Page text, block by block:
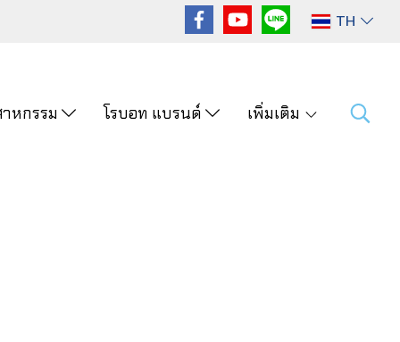
TH
าหกรรม โรบอท แบรนด์ เพิ่มเติม